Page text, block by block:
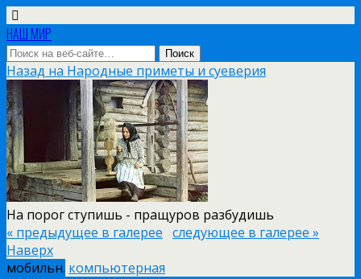
НАШ МИР
Назад на Народные приметы и суеверия
На порог ступишь - пращуров разбудишь
« предыдущее в галерее следующее в галерее »
Наверх
мобильн. компьютерная